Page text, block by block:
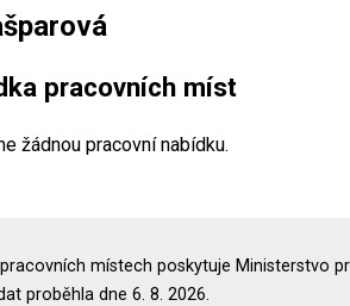
pracovních míst
žádnou pracovní nabídku.
místech poskytuje Ministerstvo
proběhla dne 6. 8. 2026.